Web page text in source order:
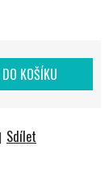
DO KOŠÍKU
Sdílet